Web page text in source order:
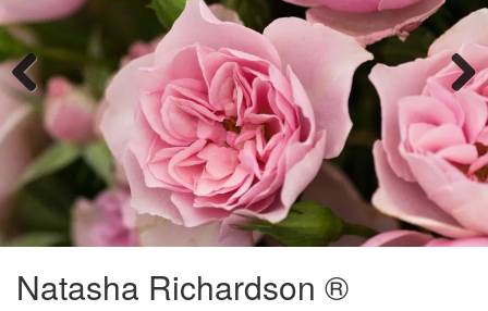
Previous Next
Natasha Richardson ®